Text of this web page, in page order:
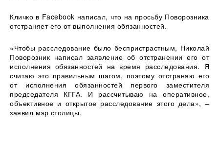
Кличко в Facebook написал, что на просьбу Поворозника
отстраняет его от выполнения обязанностей.
«Чтобы расследование было беспристрастным, Николай
Поворозник написал заявление об отстранении его от
исполнения обязанностей на время расследования. Я
считаю это правильным шагом, поэтому отстраняю его
от исполнения обязанностей первого заместителя
председателя КГГА. И рассчитываю на оперативное,
объективное и открытое расследование этого дела», –
заявил мэр столицы.